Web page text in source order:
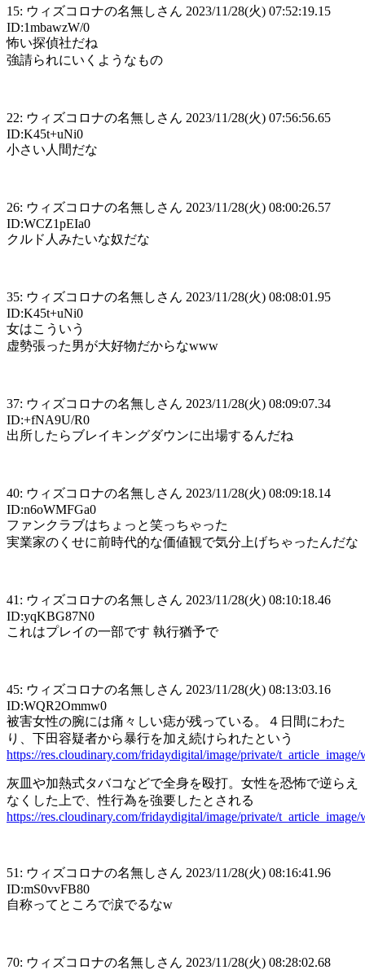
15: ウィズコロナの名無しさん 2023/11/28(火) 07:52:19.15
ID:1mbawzW/0
怖い探偵社だね
強請られにいくようなもの
22: ウィズコロナの名無しさん 2023/11/28(火) 07:56:56.65
ID:K45t+uNi0
小さい人間だな
26: ウィズコロナの名無しさん 2023/11/28(火) 08:00:26.57
ID:WCZ1pEIa0
クルド人みたいな奴だな
35: ウィズコロナの名無しさん 2023/11/28(火) 08:08:01.95
ID:K45t+uNi0
女はこういう
虚勢張った男が大好物だからなwww
37: ウィズコロナの名無しさん 2023/11/28(火) 08:09:07.34
ID:+fNA9U/R0
出所したらブレイキングダウンに出場するんだね
40: ウィズコロナの名無しさん 2023/11/28(火) 08:09:18.14
ID:n6oWMFGa0
ファンクラブはちょっと笑っちゃった
実業家のくせに前時代的な価値観で気分上げちゃったんだな
41: ウィズコロナの名無しさん 2023/11/28(火) 08:10:18.46
ID:yqKBG87N0
これはプレイの一部です 執行猶予で
45: ウィズコロナの名無しさん 2023/11/28(火) 08:13:03.16
ID:WQR2Ommw0
被害女性の腕には痛々しい痣が残っている。４日間にわた
り、下田容疑者から暴行を加え続けられたという
https://res.cloudinary.com/fridaydigital/image/private/
灰皿や加熱式タバコなどで全身を殴打。女性を恐怖で逆らえ
なくした上で、性行為を強要したとされる
https://res.cloudinary.com/fridaydigital/image/private/
51: ウィズコロナの名無しさん 2023/11/28(火) 08:16:41.96
ID:mS0vvFB80
自称ってところで涙でるなw
70: ウィズコロナの名無しさん 2023/11/28(火) 08:28:02.68